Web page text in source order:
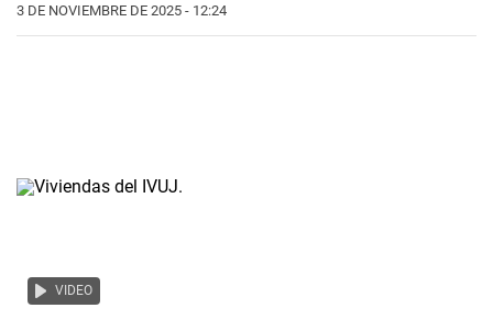
3 DE NOVIEMBRE DE 2025 - 12:24
VIDEO